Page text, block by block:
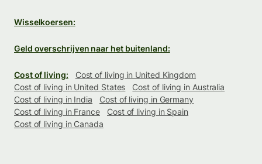
Wisselkoersen:
Geld overschrijven naar het buitenland:
Cost of living:
Cost of living in United Kingdom
Cost of living in United States
Cost of living in Australia
Cost of living in India
Cost of living in Germany
Cost of living in France
Cost of living in Spain
Cost of living in Canada